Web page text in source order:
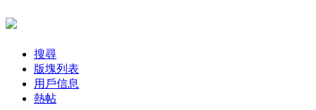
搜尋
版塊列表
用戶信息
熱帖